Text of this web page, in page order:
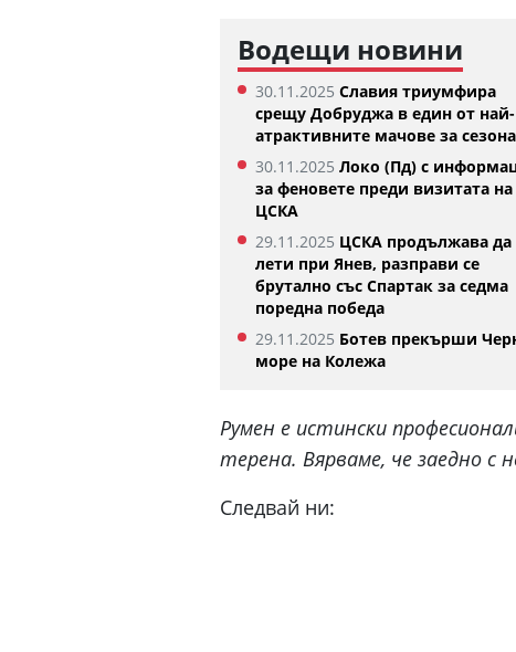
Водещи новини
30.11.2025 Славия триумфира
срещу Добруджа в един от най-
атрактивните мачове за сезона
30.11.2025 Локо (Пд) с
за феновете преди визитата на
ЦСКА
29.11.2025 ЦСКА продължава да
лети при Янев, разправи се
брутално със Спартак за седма
поредна победа
29.11.2025 Ботев прекърши
море на Колежа
Румен е истински
терена. Вярваме, че заедно с
Следвай ни:
Изабелла Шиникова започна с
убедителна победа в Оренсе
05.08.2026